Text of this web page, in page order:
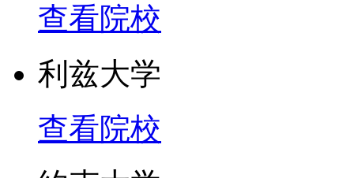
查看院校
利兹大学
查看院校